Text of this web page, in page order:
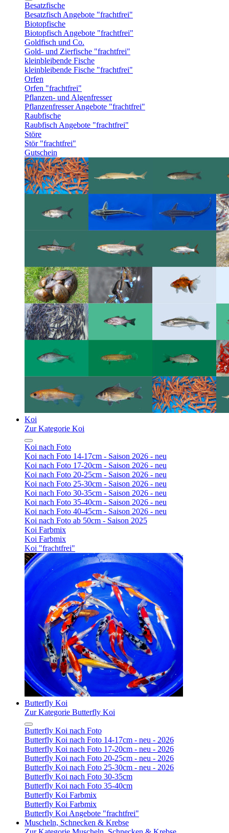
Besatzfische
Besatzfisch Angebote "frachtfrei"
Biotopfische
Biotopfisch Angebote "frachtfrei"
Goldfisch und Co.
Gold- und Zierfische "frachtfrei"
kleinbleibende Fische
kleinbleibende Fische "frachtfrei"
Orfen
Orfen "frachtfrei"
Pflanzen- und Algenfresser
Pflanzenfresser Angebote "frachtfrei"
Raubfische
Raubfisch Angebote "frachtfrei"
Störe
Stör "frachtfrei"
Gutschein
Koi
Zur Kategorie Koi
Koi nach Foto
Koi nach Foto 14-17cm - Saison 2026 - neu
Koi nach Foto 17-20cm - Saison 2026 - neu
Koi nach Foto 20-25cm - Saison 2026 - neu
Koi nach Foto 25-30cm - Saison 2026 - neu
Koi nach Foto 30-35cm - Saison 2026 - neu
Koi nach Foto 35-40cm - Saison 2026 - neu
Koi nach Foto 40-45cm - Saison 2026 - neu
Koi nach Foto ab 50cm - Saison 2025
Koi Farbmix
Koi Farbmix
Koi "frachtfrei"
Butterfly Koi
Zur Kategorie Butterfly Koi
Butterfly Koi nach Foto
Butterfly Koi nach Foto 14-17cm - neu - 2026
Butterfly Koi nach Foto 17-20cm - neu - 2026
Butterfly Koi nach Foto 20-25cm - neu - 2026
Butterfly Koi nach Foto 25-30cm - neu - 2026
Butterfly Koi nach Foto 30-35cm
Butterfly Koi nach Foto 35-40cm
Butterfly Koi Farbmix
Butterfly Koi Farbmix
Butterfly Koi Angebote "frachtfrei"
Muscheln, Schnecken & Krebse